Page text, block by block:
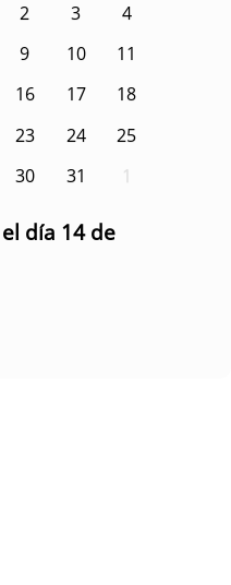
2 3
4
9 10
11
16 17
18
23 24
25
30 31 1
día 14 de